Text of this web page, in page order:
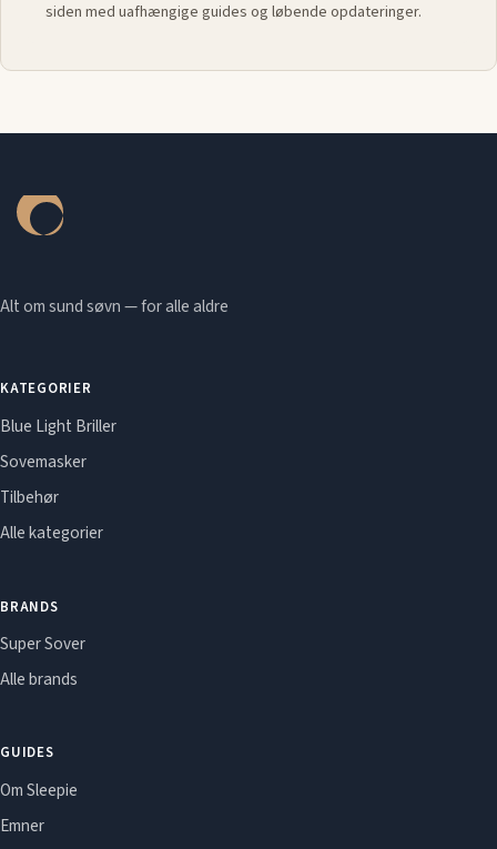
siden med uafhængige guides og løbende opdateringer.
Alt om sund søvn — for alle aldre
KATEGORIER
Blue Light Briller
Sovemasker
Tilbehør
Alle kategorier
BRANDS
Super Sover
Alle brands
GUIDES
Om Sleepie
Emner